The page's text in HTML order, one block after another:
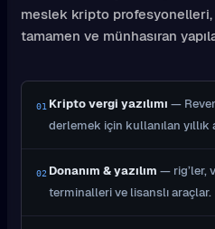
meslek kripto profesyonelleri,
tamamen ve münhasıran
01 Kripto vergi yazılımı —
derlemek için kullanılan yıllık
02 Donanım & yazılım — rig’ler,
terminalleri ve lisanslı araçlar.